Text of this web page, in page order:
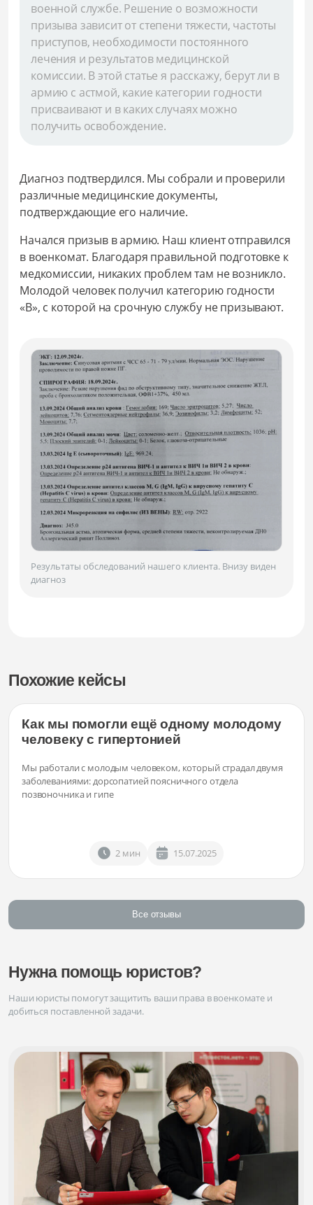
военной службе. Решение о возможности
призыва зависит от степени тяжести, частоты
приступов, необходимости постоянного
лечения и результатов медицинской
комиссии. В этой статье я расскажу, берут ли в
армию с астмой, какие категории годности
присваивают и в каких случаях можно
получить освобождение.
Диагноз подтвердился. Мы собрали и проверили
различные медицинские документы,
подтверждающие его наличие.
Начался призыв в армию. Наш клиент отправился
в военкомат. Благодаря правильной подготовке к
медкомиссии, никаких проблем там не возникло.
Молодой человек получил категорию годности
«В», с которой на срочную службу не призывают.
Результаты обследований нашего клиента. Внизу виден
диагноз
Похожие кейсы
Как мы помогли ещё одному молодому
человеку с гипертонией
Мы работали с молодым человеком, который страдал двумя
заболеваниями: дорсопатией поясничного отдела
позвоночника и гипе
2 мин 15.07.2025
Все отзывы
Нужна помощь юристов?
Наши юристы помогут защитить ваши права в военкомате и
добиться поставленной задачи.